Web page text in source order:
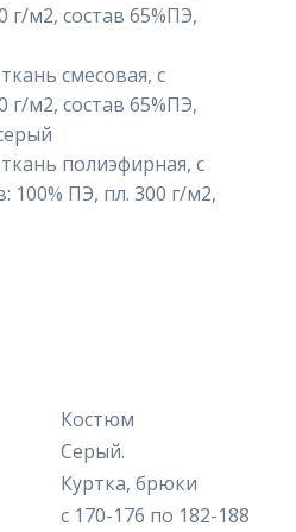
м2, состав 65%ПЭ,
смесовая, с
м2, состав 65%ПЭ,
полиэфирная, с
100% ПЭ, пл. 300 г/м2,
Костюм
Серый.
Куртка, брюки
с 170-176 по 182-188